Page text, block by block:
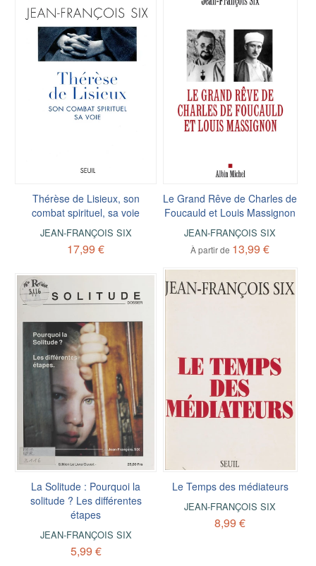
Thérèse de Lisieux, son
combat spirituel, sa voie
JEAN-FRANÇOIS SIX
17,99 €
Le Grand Rêve de Charles de
Foucauld et Louis Massignon
JEAN-FRANÇOIS SIX
À partir de 13,99 €
La Solitude : Pourquoi la
solitude ? Les différentes
étapes
JEAN-FRANÇOIS SIX
5,99 €
Le Temps des médiateurs
JEAN-FRANÇOIS SIX
8,99 €